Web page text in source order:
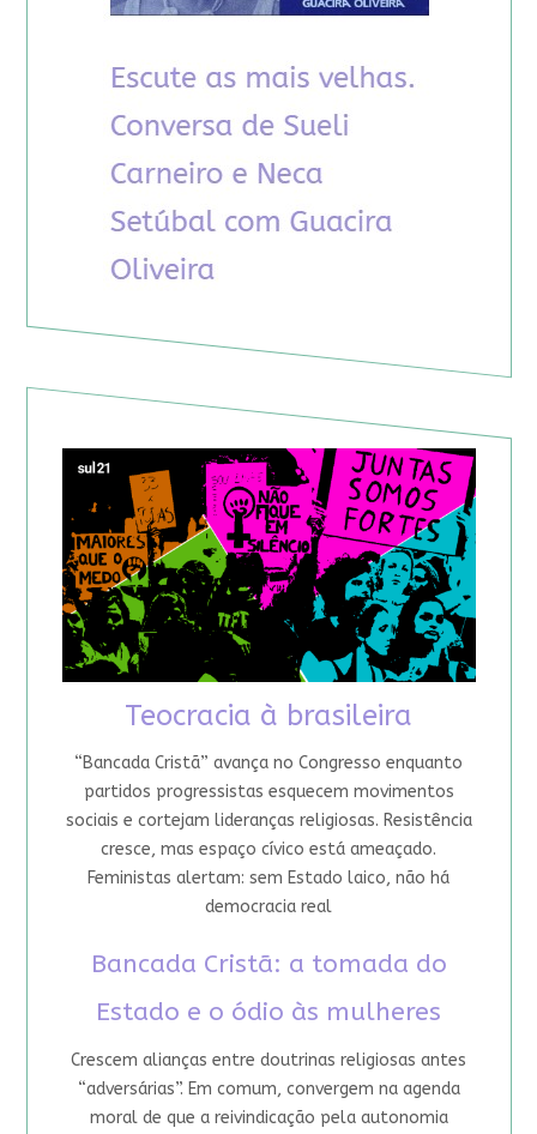
Teocracia à brasileira
“Bancada Cristã” avança no Congresso enquanto
partidos progressistas esquecem movimentos
sociais e cortejam lideranças religiosas. Resistência
cresce, mas espaço cívico está ameaçado.
Feministas alertam: sem Estado laico, não há
democracia real
Bancada Cristã: a tomada do
Estado e o ódio às mulheres
Crescem alianças entre doutrinas religiosas antes
“adversárias”. Em comum, convergem na agenda
moral de que a reivindicação pela autonomia